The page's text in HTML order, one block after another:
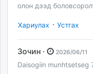
олон дээд
Хариулах · Устгах
Зочин · 2026/06/11
Daisogiin munhtsetseg